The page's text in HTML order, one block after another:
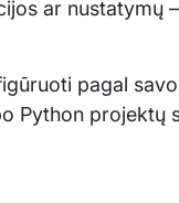
ar nustatymų
pagal
Python projektų